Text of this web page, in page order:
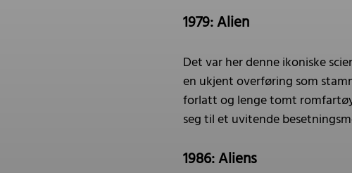
1979: Alien
Det var her denne ikoniske
en ukjent overføring som
forlatt og lenge tomt
seg til et uvitende
1986: Aliens